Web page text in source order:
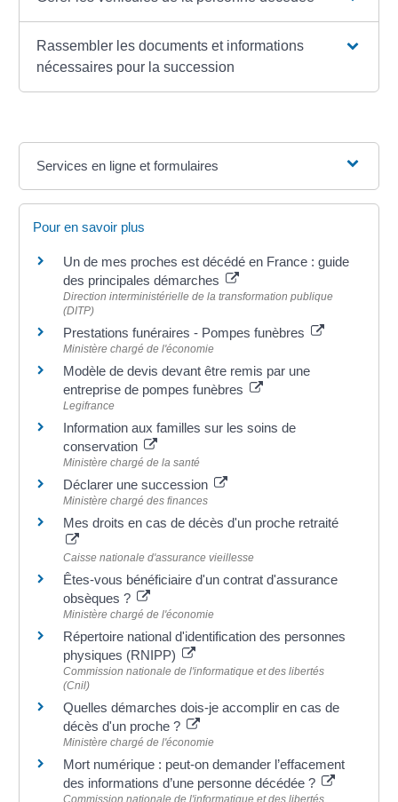
Rassembler les documents et informations
nécessaires pour la succession
Services en ligne et formulaires
Pour en savoir plus
Un de mes proches est décédé en France : guide
des principales démarches
Direction interministérielle de la transformation publique
(DITP)
Prestations funéraires - Pompes funèbres
Ministère chargé de l'économie
Modèle de devis devant être remis par une
entreprise de pompes funèbres
Legifrance
Information aux familles sur les soins de
conservation
Ministère chargé de la santé
Déclarer une succession
Ministère chargé des finances
Mes droits en cas de décès d'un proche retraité
Caisse nationale d'assurance vieillesse
Êtes-vous bénéficiaire d'un contrat d'assurance
obsèques ?
Ministère chargé de l'économie
Répertoire national d'identification des personnes
physiques (RNIPP)
Commission nationale de l'informatique et des libertés
(Cnil)
Quelles démarches dois-je accomplir en cas de
décès d'un proche ?
Ministère chargé de l'économie
Mort numérique : peut-on demander l’effacement
des informations d’une personne décédée ?
Commission nationale de l'informatique et des libertés